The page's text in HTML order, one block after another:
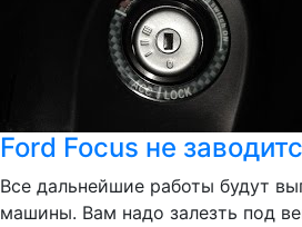
Ford Focus не
Все дальнейшие работы будут
машины. Вам надо залезть под